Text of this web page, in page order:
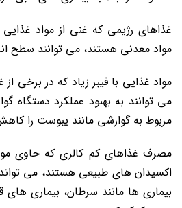
غذاهای رژیمی که غنی از مواد
مواد معدنی هستند، می‌ توانند سطح
مواد غذایی با فیبر زیاد که در برخی
می ‌توانند به بهبود عملکرد دستگاه
مربوط به گوارشی مانند یبوست را
مصرف غذاهای کم کالری که حاوی
‌اکسیدان ‌های طبیعی هستند، می
بیماری ‌ها مانند سرطان، بیماری